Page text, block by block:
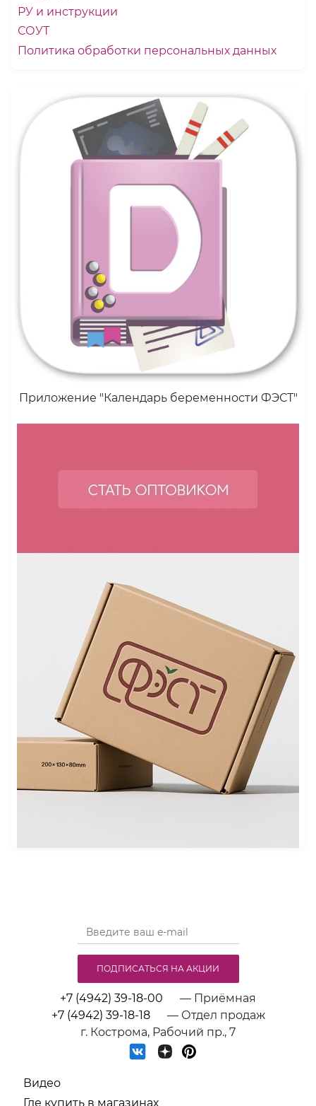
РУ и инструкции
СОУТ
Политика обработки персональных данных
Приложение "Календарь беременности ФЭСТ"
+7 (4942) 39-18-00
— Приёмная
+7 (4942) 39-18-18
— Отдел продаж
г. Кострома, Рабочий пр., 7
Видео
Где купить в магазинах
ПОДПИСАТЬСЯ НА АКЦИИ